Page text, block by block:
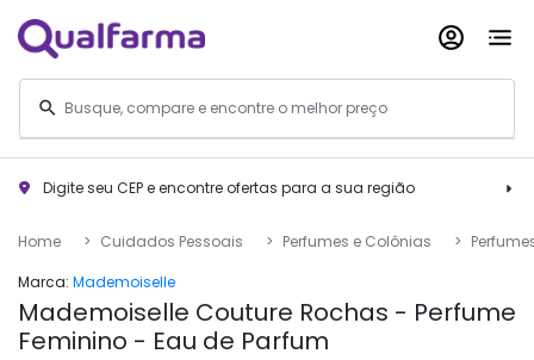
Digite seu CEP e encontre ofertas para a sua região
Home Cuidados Pessoais Perfumes e Colônias
Marca: Mademoiselle
Mademoiselle Couture Rochas - Perfume
Feminino - Eau de Parfum